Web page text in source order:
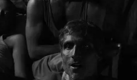
de aquellos presos
los diecisiete meses de
cuando apenas tenía